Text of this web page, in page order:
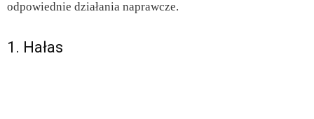
odpowiednie działania naprawcze.
1. Hałas